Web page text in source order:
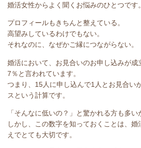
婚活女性からよく聞くお悩みのひとつです。
プロフィールもきちんと整えている。
高望みしているわけでもない。
それなのに、なぜかご縁につながらない。
婚活において、お見合いのお申し込みが成
7％と言われています。
つまり、 15人に申し込んで1 人とお見合い
スという計算です。
「そんなに低いの？」と驚かれる方も多い
しかし、この数字を知っておくことは、婚
えでとても大切です。